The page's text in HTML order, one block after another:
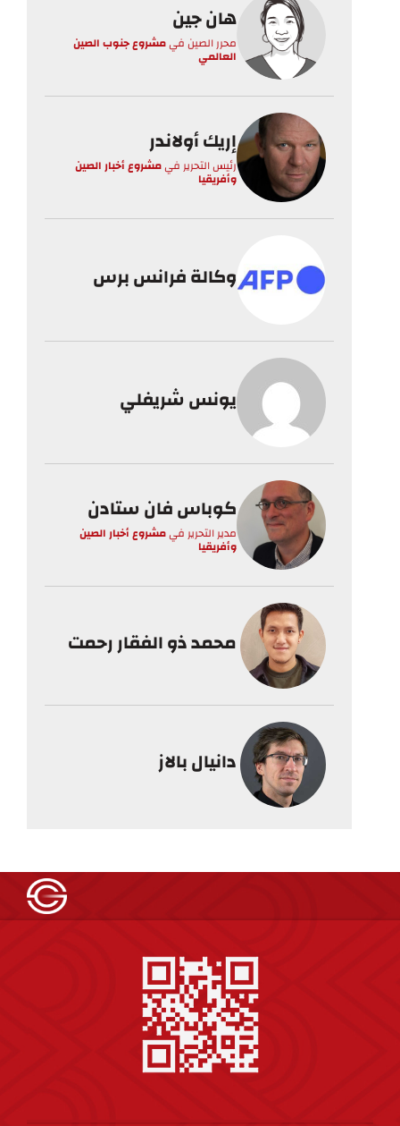
هان جين
محرر الصينفيمشروع جنوب الصين
العالمي
إريك أولاندر
رئيس التحرير فيمشروع أخبار الصين
وأفريقيا
وكالة فرانس برس
يونس شريفلي
كوباس فان ستادن
مدير التحرير فيمشروع أخبار الصين
وأفريقيا
محمد ذو الفقار رحمت
دانيال بالاز